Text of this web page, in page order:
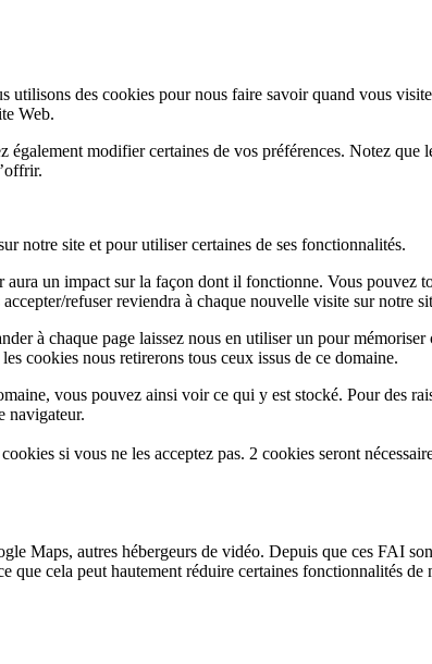
des cookies pour nous faire savoir quand vous
Web.
modifier certaines de vos préférences. Notez
notre site et pour utiliser certaines de ses fonctionnalités.
un impact sur la façon dont il fonctionne. Vous
refuser reviendra à chaque nouvelle visite sur notre
à chaque page laissez nous en utiliser un pour
cookies nous retirerons tous ceux issus de ce domaine.
vous pouvez ainsi voir ce qui y est stocké. Pour des
navigateur.
si vous ne les acceptez pas. 2 cookies seront
Maps, autres hébergeurs de vidéo. Depuis que ces FAI
cela peut hautement réduire certaines fonctionnalités